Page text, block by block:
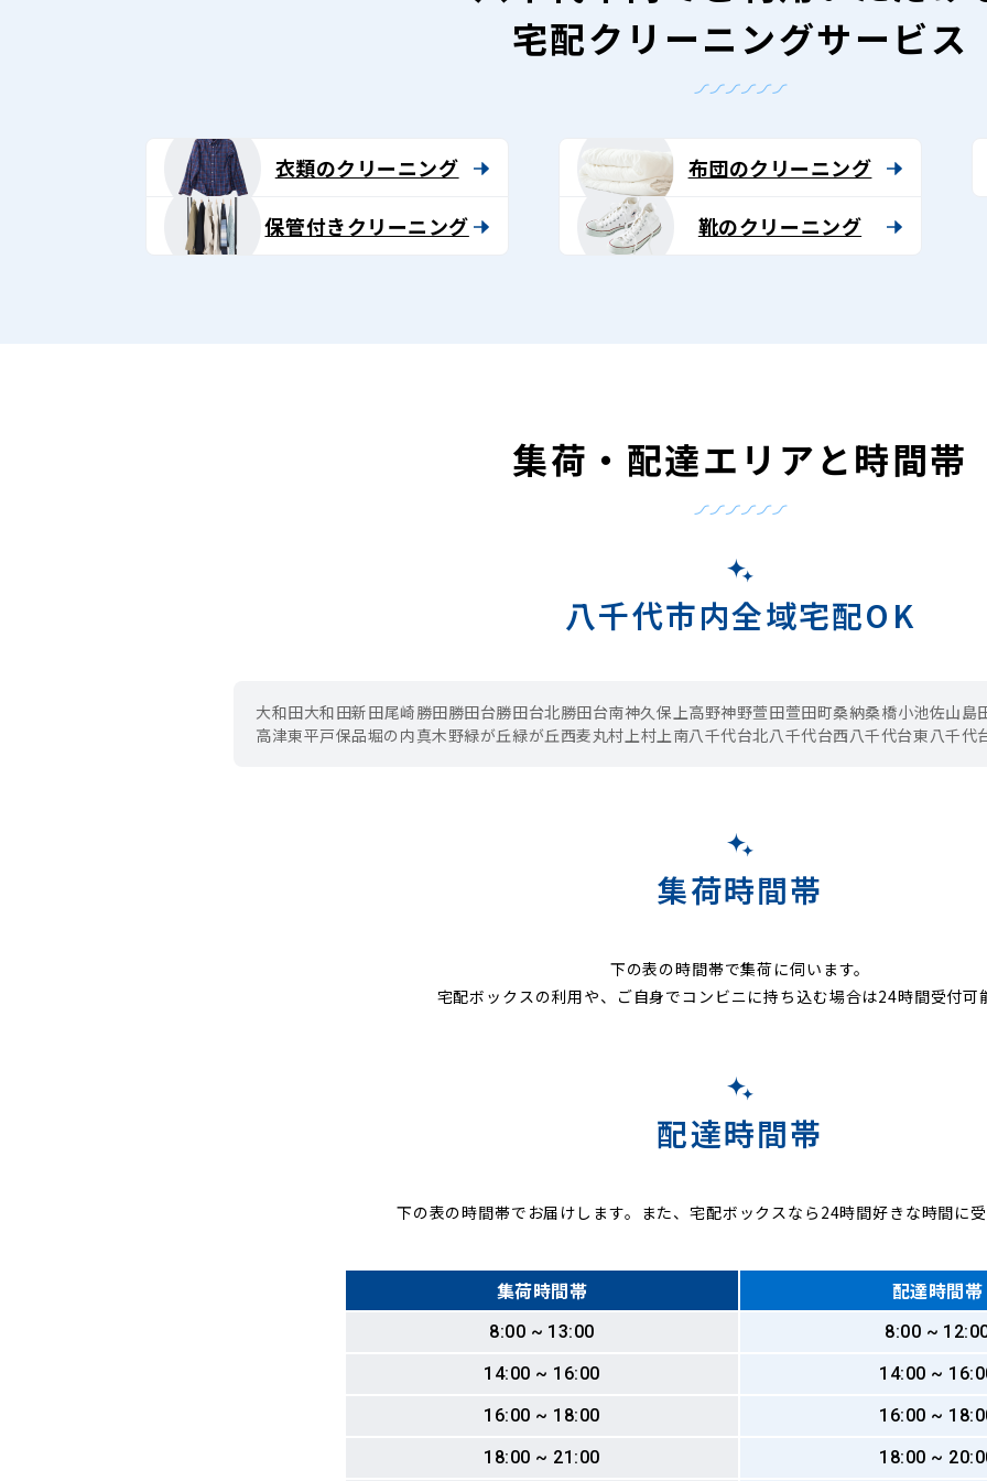
宅配クリーニングサービス
衣類のクリーニング
保管付きクリーニング
布団のクリーニング
靴のクリーニング
集荷・配達エリアと時間帯
八千代市内全域宅配OK
大和田大和田新田尾崎勝田勝田台勝田台北勝田台南神久保上高野神野萱田萱田町桑納桑橋小池佐山島
高津東平戸保品堀の内真木野緑が丘緑が丘西麦丸村上村上南八千代台北八千代台西八千代台東八千代
集荷時間帯
下の表の時間帯で集荷に伺います。
宅配ボックスの利用や、ご自身でコンビニに持ち込む場合は24時間受付可
配達時間帯
下の表の時間帯でお届けします。また、宅配ボックスなら24時間好きな時間に
集荷時間帯 配達時間帯
8:00 ~ 13:00
8:00 ~
14:00 ~ 16:00
14:00 ~
16:00 ~ 18:00
16:00 ~
18:00 ~ 21:00
18:00 ~